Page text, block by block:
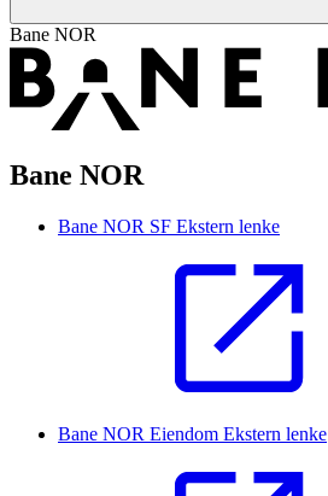
Bane NOR
Bane NOR
Bane NOR SF Ekstern lenke
Bane NOR Eiendom Ekstern lenke